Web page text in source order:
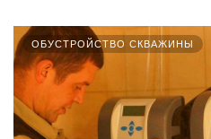
ОБУСТРОЙСТВО СКВАЖИНЫ